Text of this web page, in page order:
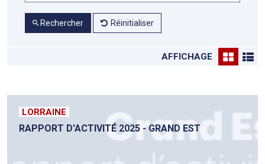
Rechercher Réinitialiser
AFFICHAGE
LORRAINE
RAPPORT D'ACTIVITÉ 2025 - GRAND EST